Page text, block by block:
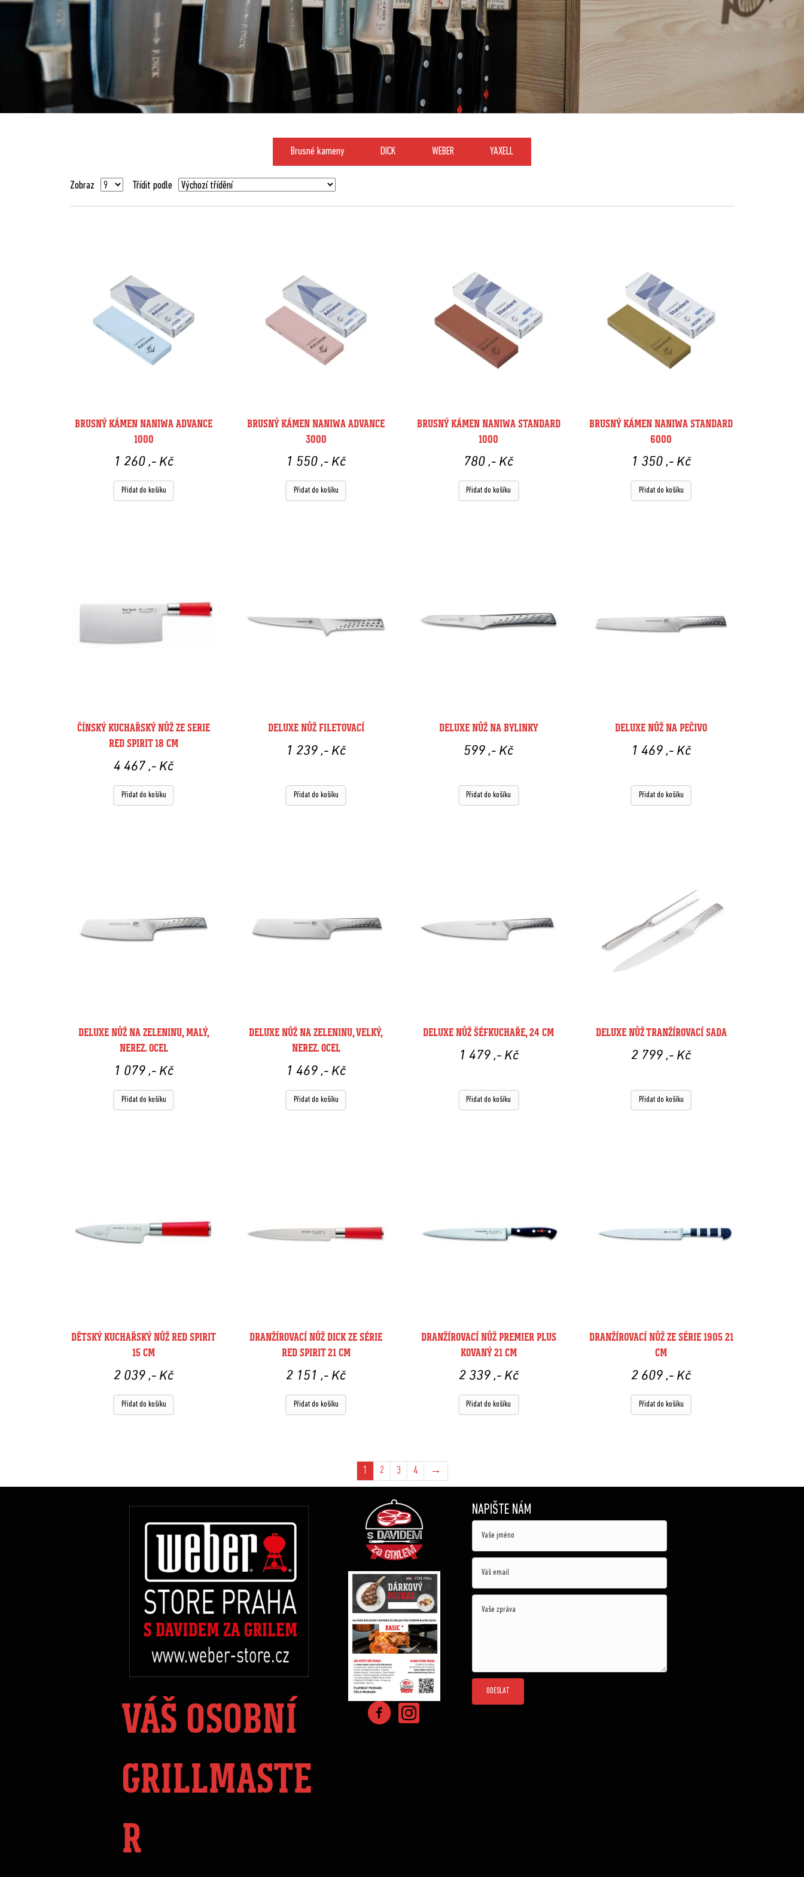
Brusné kameny DICK WEBER YAXELL
Zobraz Třídit podle
BRUSNÝ KÁMEN NANIWA ADVANCE
1000
1 260,- Kč
Přidat do košíku
BRUSNÝ KÁMEN NANIWA ADVANCE
3000
1 550,- Kč
Přidat do košíku
BRUSNÝ KÁMEN NANIWA STANDARD
1000
780,- Kč
Přidat do košíku
BRUSNÝ KÁMEN NANIWA STANDARD
6000
1 350 ,- Kč
Přidat do košíku
ČÍNSKÝ KUCHAŘSKÝ NŮŽ ZE SERIE
RED SPIRIT 18 CM
4 467,- Kč
Přidat do košíku
DELUXE NŮŽ FILETOVACÍ
1 239,- Kč
Přidat do košíku
DELUXE NŮŽ NA BYLINKY
599,- Kč
Přidat do košíku
DELUXE NŮŽ NA PEČIVO
1 469 ,- Kč
Přidat do košíku
DELUXE NŮŽ NA ZELENINU, MALÝ,
NEREZ. OCEL
1 079,- Kč
Přidat do košíku
DELUXE NŮŽ NA ZELENINU, VELKÝ,
NEREZ. OCEL
1 469,- Kč
Přidat do košíku
DELUXE NŮŽ ŠÉFKUCHAŘE, 24 CM
1 479 ,- Kč
Přidat do košíku
DELUXE NŮŽ TRANŽÍROVACÍ SADA
2 799 ,- Kč
Přidat do košíku
DĚTSKÝ KUCHAŘSKÝ NŮŽ RED SPIRIT
15 CM
2 039,- Kč
Přidat do košíku
DRANŽÍROVACÍ NŮŽ DICK ZE SÉRIE
RED SPIRIT 21 CM
2 151,- Kč
Přidat do košíku
DRANŽÍROVACÍ NŮŽ PREMIER PLUS
KOVANÝ 21 CM
2 339 ,- Kč
Přidat do košíku
DRANŽÍROVACÍ NŮŽ ZE SÉRIE 1905 21
CM
2 609 ,- Kč
Přidat do košíku
1 2 3 4 →
VÁŠ OSOBNÍ
GRILLMASTE
R
NAPIŠTE NÁM
ODESLAT